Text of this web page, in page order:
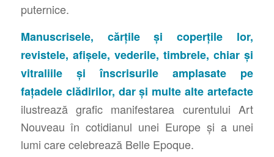
puternice.
Manuscrisele, cărțile și coperțile lor,
revistele, afișele, vederile, timbrele, chiar și
vitraliile și înscrisurile amplasate pe
fațadele clădirilor, dar și multe alte artefacte
ilustrează grafic manifestarea curentului Art
Nouveau în cotidianul unei Europe și a unei
lumi care celebrează Belle Epoque.